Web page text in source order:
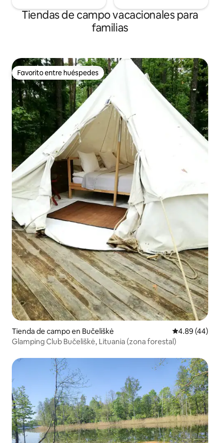
Tiendas de campo vacacionales para
familias
Favorito entre huéspedes
Favorito entre huéspedes
Tienda de campo en Bučeliškė Calificación
4.89 (44)
Glamping Club Bučeliškė, Lituania (zona forestal)